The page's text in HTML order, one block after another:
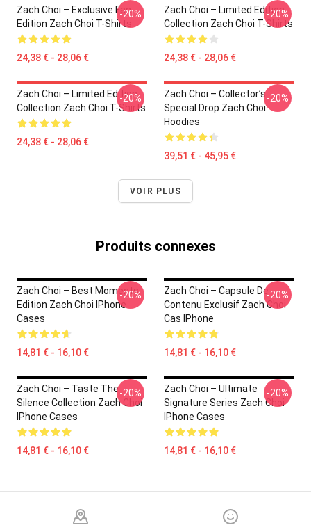
Zach Choi – Exclusive Fan
Edition Zach Choi T-Shirts
24,38 € - 28,06 €
-20%
Zach Choi – Limited Edition
Collection Zach Choi T-Shirts
24,38 € - 28,06 €
-20%
Zach Choi – Limited Edition
Collection Zach Choi T-Shirts
24,38 € - 28,06 €
-20%
Zach Choi – Collector’s
Special Drop Zach Choi
Hoodies
39,51 € - 45,95 €
-20%
VOIR PLUS
Produits connexes
Zach Choi – Best Moments
Edition Zach Choi IPhone
Cases
14,81 € - 16,10 €
-20%
Zach Choi – Capsule De
Contenu Exclusif Zach Choi
Cas IPhone
14,81 € - 16,10 €
-20%
Zach Choi – Taste The
Silence Collection Zach Choi
IPhone Cases
14,81 € - 16,10 €
-20%
Zach Choi – Ultimate
Signature Series Zach Choi
IPhone Cases
14,81 € - 16,10 €
-20%